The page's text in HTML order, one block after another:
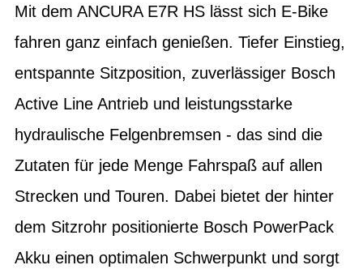
Mit dem ANCURA E7R HS lässt sich E-Bike
fahren ganz einfach genießen. Tiefer Einstieg,
entspannte Sitzposition, zuverlässiger Bosch
Active Line Antrieb und leistungsstarke
hydraulische Felgenbremsen - das sind die
Zutaten für jede Menge Fahrspaß auf allen
Strecken und Touren. Dabei bietet der hinter
dem Sitzrohr positionierte Bosch PowerPack
Akku einen optimalen Schwerpunkt und sorgt